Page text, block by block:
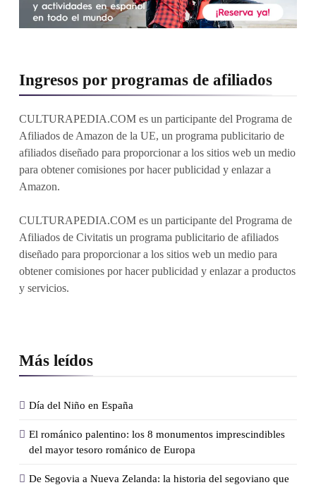
Ingresos por programas de afiliados
CULTURAPEDIA.COM es un participante del Programa de
Afiliados de Amazon de la UE, un programa publicitario de
afiliados diseñado para proporcionar a los sitios web un medio
para obtener comisiones por hacer publicidad y enlazar a
Amazon.
CULTURAPEDIA.COM es un participante del Programa de
Afiliados de Civitatis un programa publicitario de afiliados
diseñado para proporcionar a los sitios web un medio para
obtener comisiones por hacer publicidad y enlazar a productos
y servicios.
Más leídos
Día del Niño en España
El románico palentino: los 8 monumentos imprescindibles
del mayor tesoro románico de Europa
De Segovia a Nueva Zelanda: la historia del segoviano que